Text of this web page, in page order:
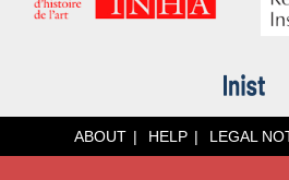
ABOUT HELP LEGAL